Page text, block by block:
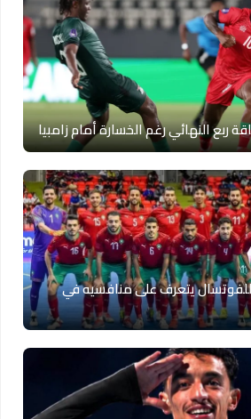
ربع النهائي رغم الخسارة أمام زامبيا
يتعرف على منافسيه في